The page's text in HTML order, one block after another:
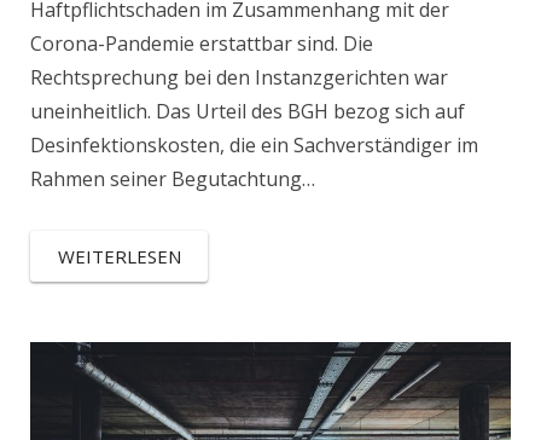
Haftpflichtschaden im Zusammenhang mit der
Corona-Pandemie erstattbar sind. Die
Rechtsprechung bei den Instanzgerichten war
uneinheitlich. Das Urteil des BGH bezog sich auf
Desinfektionskosten, die ein Sachverständiger im
Rahmen seiner Begutachtung…
WEITERLESEN